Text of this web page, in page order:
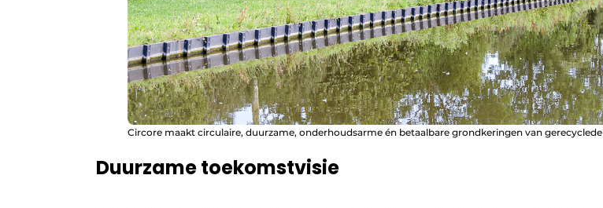
Circore maakt circulaire, duurzame, onderhoudsarme én betaalbare grondkeringen van gerecyclede
Duurzame toekomstvisie